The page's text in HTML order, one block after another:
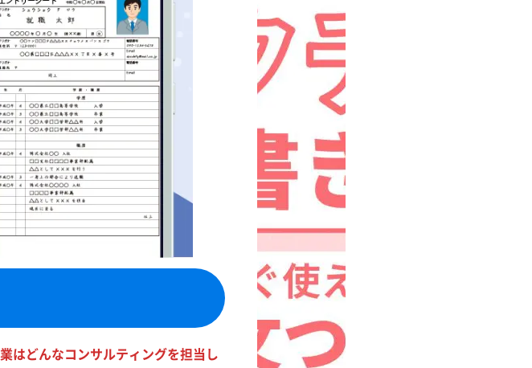
はどんなコンサルティングを担当し